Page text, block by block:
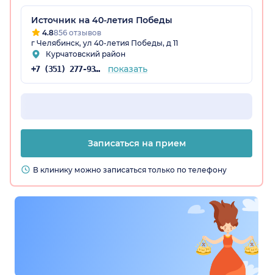
Источник на 40-летия Победы
4.8856 отзывов
г Челябинск, ул 40-летия Победы, д 11
Курчатовский район
+7 (351) 277-93-31 показать
Записаться на прием
В клинику можно записаться только по телефону